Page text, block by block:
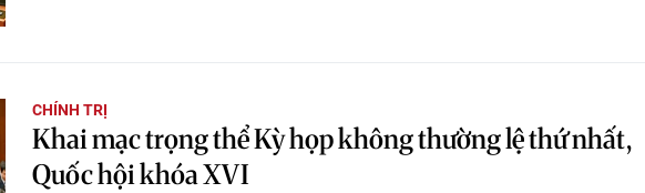
CHÍNH TRỊ
Khai mạc trọng thể Kỳ họp không thường lệ thứ nhất,
Quốc hội khóa XVI